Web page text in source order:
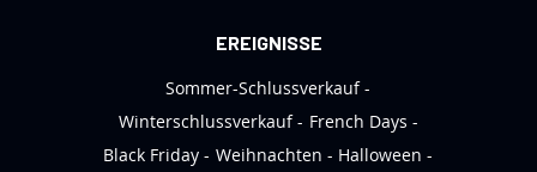
EREIGNISSE
Sommer-Schlussverkauf
Winterschlussverkauf
French Days
Black Friday
Weihnachten
Halloween